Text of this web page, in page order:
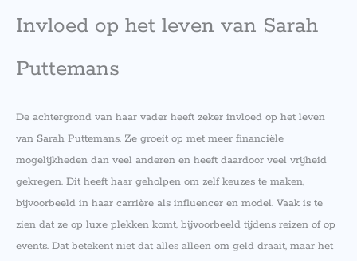
Invloed op het leven van Sarah
Puttemans
De achtergrond van haar vader heeft zeker invloed op het leven
van Sarah Puttemans. Ze groeit op met meer financiële
mogelijkheden dan veel anderen en heeft daardoor veel vrijheid
gekregen. Dit heeft haar geholpen om zelf keuzes te maken,
bijvoorbeeld in haar carrière als influencer en model. Vaak is te
zien dat ze op luxe plekken komt, bijvoorbeeld tijdens reizen of op
events. Dat betekent niet dat alles alleen om geld draait, maar het